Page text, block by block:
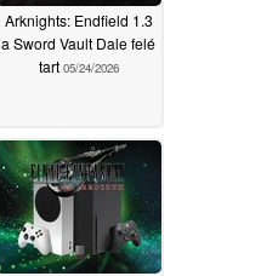
Arknights: Endfield 1.3
a Sword Vault Dale felé
tart 05/24/2026